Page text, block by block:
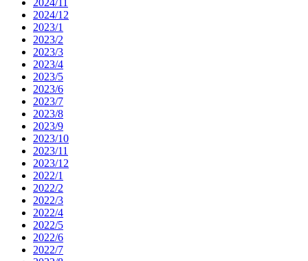
2024/12
2023/1
2023/2
2023/3
2023/4
2023/5
2023/6
2023/7
2023/8
2023/9
2023/10
2023/11
2023/12
2022/1
2022/2
2022/3
2022/4
2022/5
2022/6
2022/7